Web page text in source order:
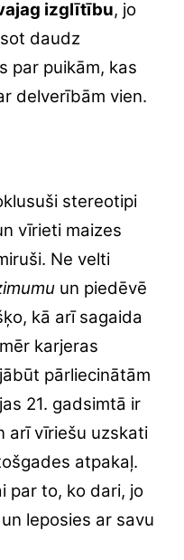
izglītību, jo
daudz
par puikām, kas
delverībām vien.
stereotipi
vīrieti maizes
Ne velti
un piedēvē
kā arī sagaida
karjeras
pārliecinātām
21. gadsimtā ir
arī vīriešu uzskati
atpakaļ.
par to, ko dari, jo
leposies ar savu